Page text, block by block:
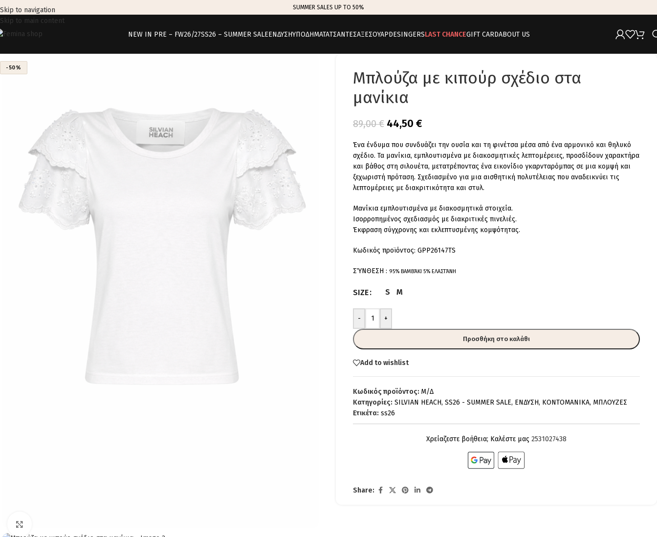
Skip to navigation
Skip to main content
SUMMER SALES UP TO 50%
NEW IN PRE – FW26/27SS26 – SUMMER SALEΕΝΔΥΣΗΥΠΟΔΗΜΑΤΑΤΣΑΝΤΕΣΑΞΕΣΟΥΑΡDESINGERSLAST CHANCEGIFT CARDABOUT US
-50%
Μπλούζα με κιπούρ σχέδιο στα
μανίκια
89,00€ 44,50 €
Ένα ένδυμα που συνδυάζει την ουσία και τη φινέτσα μέσα από ένα αρμονικό και θηλυκό
σχέδιο. Τα μανίκια, εμπλουτισμένα με διακοσμητικές λεπτομέρειες, προσδίδουν χαρακτήρα
και βάθος στη σιλουέτα, μετατρέποντας ένα εικονίδιο γκαρνταρόμπας σε μια κομψή και
ξεχωριστή πρόταση. Σχεδιασμένο για μια αισθητική πολυτέλειας που αναδεικνύει τις
λεπτομέρειες με διακριτικότητα και στυλ.
Μανίκια εμπλουτισμένα με διακοσμητικά στοιχεία.
Ισορροπημένος σχεδιασμός με διακριτικές πινελιές.
Έκφραση σύγχρονης και εκλεπτυσμένης κομψότητας.
Κωδικός προϊόντος: GPP26147TS
ΣΎΝΘΕΣΗ : 95% ΒΑΜΒΆΚΙ 5% ΕΛΑΣΤΆΝΗ
SIZE S M
- +
Προσθήκη στο καλάθι
Add to wishlist
Κωδικός προϊόντος: Μ/Δ
Κατηγορίες: SILVIAN HEACH, SS26 - SUMMER SALE, ΕΝΔΥΣΗ, ΚΟΝΤΟΜΑΝΙΚΑ, ΜΠΛΟΥΖΕΣ
Ετικέτα: ss26
Χρείαζεστε βοήθεια; Καλέστε μας 2531027438
Share: